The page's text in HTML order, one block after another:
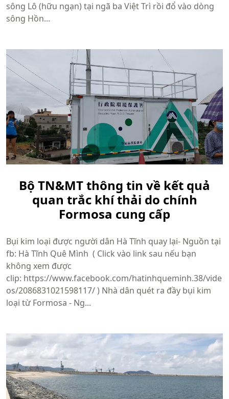
sông Lô (hữu ngạn) tại ngã ba Việt Trì rồi đổ vào dòng
sông Hồn...
Bộ TN&MT thông tin về kết quả
quan trắc khí thải do chính
Formosa cung cấp
Bụi kim loại được người dân Hà Tĩnh quay lại- Nguồn tại
fb: Hà Tĩnh Quê Mình ( Click vào link sau nếu bạn
không xem được
clip: https://www.facebook.com/hatinhqueminh.38/vide
os/2086831021598117/ ) Nhà dân quét ra đầy bụi kim
loại từ Formosa - Ng...